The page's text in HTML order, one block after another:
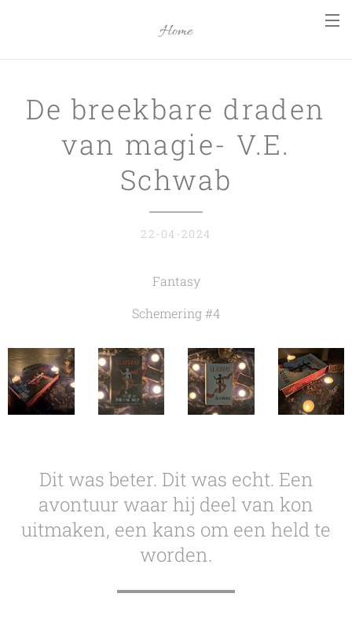
Home
De breekbare draden
van magie- V.E.
Schwab
22-04-2024
Fantasy
Schemering #4
Dit was beter. Dit was echt. Een
avontuur waar hij deel van kon
uitmaken, een kans om een held te
worden.